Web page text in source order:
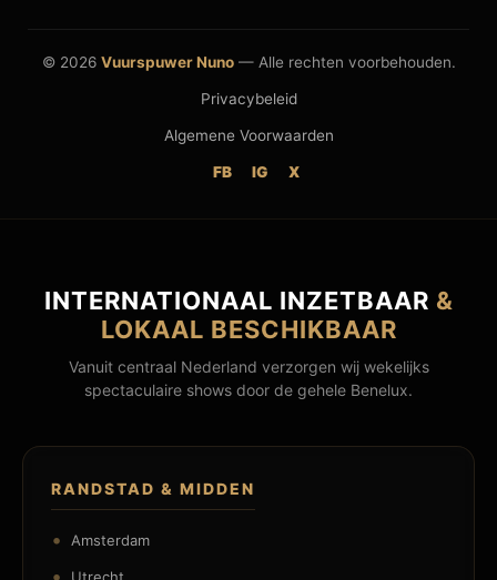
© 2026 Vuurspuwer Nuno— Alle rechten voorbehouden.
Privacybeleid
Algemene Voorwaarden
FB IG X
INTERNATIONAAL INZETBAAR &
LOKAAL BESCHIKBAAR
Vanuit centraal Nederland verzorgen wij wekelijks
spectaculaire shows door de gehele Benelux.
RANDSTAD & MIDDEN
Amsterdam
Utrecht